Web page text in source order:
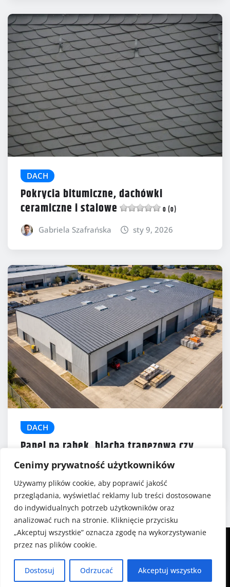
Cenimy prywatność użytkowników
Używamy plików cookie, aby poprawić jakość
przeglądania, wyświetlać reklamy lub treści dostosowane
do indywidualnych potrzeb użytkowników oraz
analizować ruch na stronie. Kliknięcie przycisku
„Akceptuj wszystkie” oznacza zgodę na wykorzystywanie
przez nas plików cookie.
Dostosuj Odrzucać Akceptuj wszystko
DACH
Pokrycia bitumiczne, dachówki
ceramiczne i stalowe
0 (0)
Gabriela Szafrańska sty 9, 2026
DACH
Panel na rąbek, blacha trapezowa czy
blachodachówka?
5 (1)
Gabriela Szafrańska gru 19, 2025